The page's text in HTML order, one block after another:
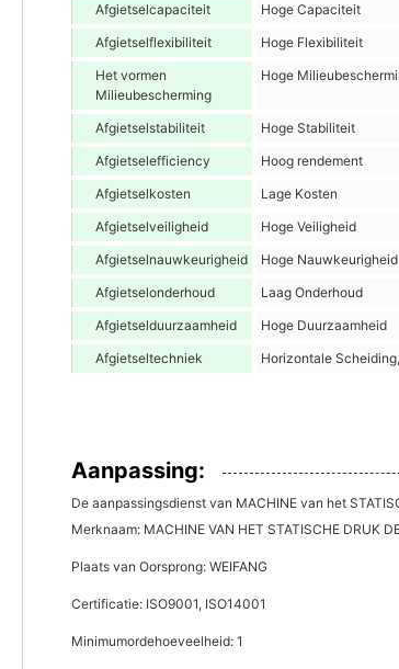
Afgietselcapaciteit
Hoge Capaciteit
Afgietselflexibiliteit
Hoge Flexibiliteit
Het vormen
Milieubescherming
Hoge
Afgietselstabiliteit
Hoge Stabiliteit
Afgietselefficiency
Hoog rendement
Afgietselkosten
Lage Kosten
Afgietselveiligheid
Hoge Veiligheid
Afgietselnauwkeurigheid
Hoge Nauwkeurigheid
Afgietselonderhoud
Laag Onderhoud
Afgietselduurzaamheid
Hoge Duurzaamheid
Afgietseltechniek
Horizontale
Aanpassing:
De aanpassingsdienst van MACHINE van het
Merknaam: MACHINE VAN HET STATISCHE DRUK
Plaats van Oorsprong: WEIFANG
Certificatie: ISO9001, ISO14001
Minimumordehoeveelheid: 1